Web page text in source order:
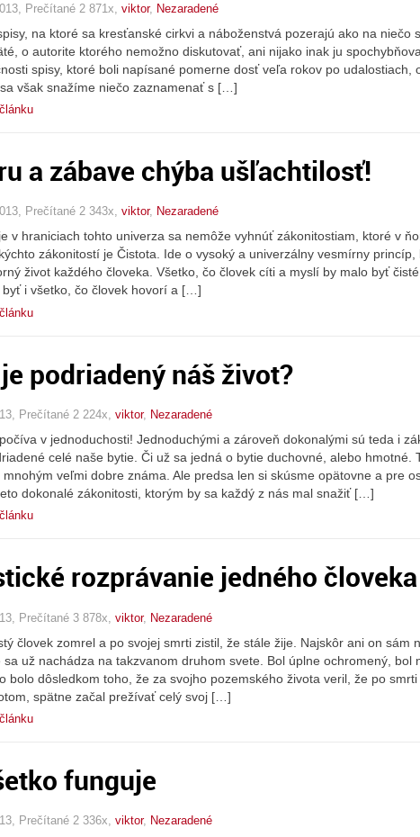
Prečítané 2 871x, viktor, Nezaradené
na ktoré sa kresťanské cirkvi a náboženstvá pozerajú ako na niečo
o autorite ktorého nemožno diskutovať, ani nijako inak ju
spisy, ktoré boli napísané pomerne dosť veľa rokov po udalostiach,
však snažíme niečo zaznamenať s […]
a zábave chýba ušľachtilosť!
Prečítané 2 343x, viktor, Nezaradené
v hraniciach tohto univerza sa nemôže vyhnúť zákonitostiam, ktoré v
zákonitostí je Čistota. Ide o vysoký a univerzálny vesmírny princíp,
život každého človeka. Všetko, čo človek cíti a myslí by malo byť
byť i všetko, čo človek hovorí a […]
podriadený náš život?
Prečítané 2 224x, viktor, Nezaradené
v jednoduchosti! Jednoduchými a zároveň dokonalými sú teda i
celé naše bytie. Či už sa jedná o bytie duchovné, alebo hmotné.
veľmi dobre známa. Ale predsa len si skúsme opätovne a pre
dokonalé zákonitosti, ktorým by sa každý z nás mal snažiť […]
rozprávanie jedného človeka
Prečítané 3 878x, viktor, Nezaradené
človek zomrel a po svojej smrti zistil, že stále žije. Najskôr ani on sám
sa už nachádza na takzvanom druhom svete. Bol úplne ochromený, bol
bolo dôsledkom toho, že za svojho pozemského života veril, že po
spätne začal prežívať celý svoj […]
funguje
Prečítané 2 336x, viktor, Nezaradené